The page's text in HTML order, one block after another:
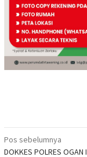
Navigasi
Pos sebelumnya
DOKKES POLRES OGAN